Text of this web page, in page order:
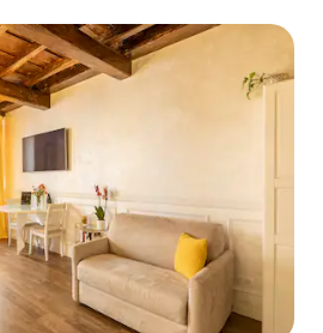
s oznakom „Odabrali gosti”